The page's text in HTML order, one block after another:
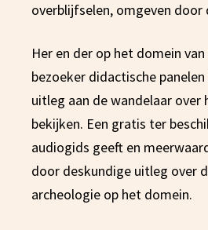
overblijfselen, omgeven door
Her en der op het domein
bezoeker didactische
uitleg aan de wandelaar over
bekijken. Een gratis ter
audiogids geeft en
door deskundige uitleg over
archeologie op het domein.